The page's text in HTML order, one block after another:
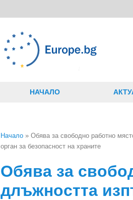
НАЧАЛО
Вие сте тук
Начало » Обява за свободно работно
орган за безопасност на храните
Обява за
длъжността